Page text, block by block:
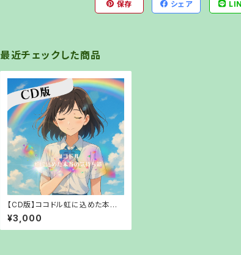
保存 シェア
最近チェックした商品
【CD版】ココドル虹に込めた本当
の気持ち【郵送でお渡し】
¥3,000